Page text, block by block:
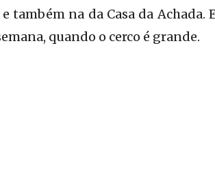
também na da Casa da Achada.
quando o cerco é grande.